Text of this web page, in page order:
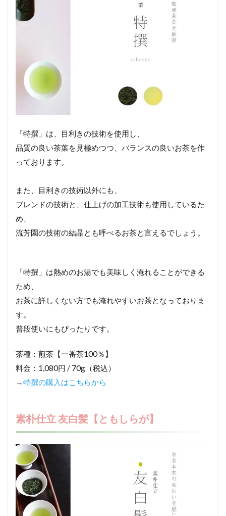
「特撰」は、目利きの技術を使用し、
品質の良い茶葉を見極めつつ、バランスの良いお茶を作
っております。
また、目利きの技術以外にも、
ブレンドの技術と、仕上げの加工技術も使用しているた
め、
流芳園の技術の結晶とも呼べるお茶と言えるでしょう。
「特撰」は熱めのお湯でも美味しく淹れることができる
ため、
お茶に詳しくない方でも淹れやすいお茶となっておりま
す。
普段使いにもぴったりです。
茶種：煎茶【一番茶100％】
料金：1,080円 / 70g（税込）
→特撰の購入はこちらから
素朴仕立 友白髪【ともしらが】